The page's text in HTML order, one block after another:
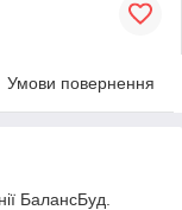
Умови повернення
БалансБуд.